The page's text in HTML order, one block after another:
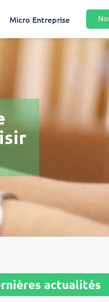
Micro Entreprise
actualités